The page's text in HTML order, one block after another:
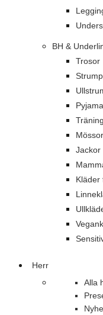
BH &
Trosor
Jackor
Kläder
Herr
Alla